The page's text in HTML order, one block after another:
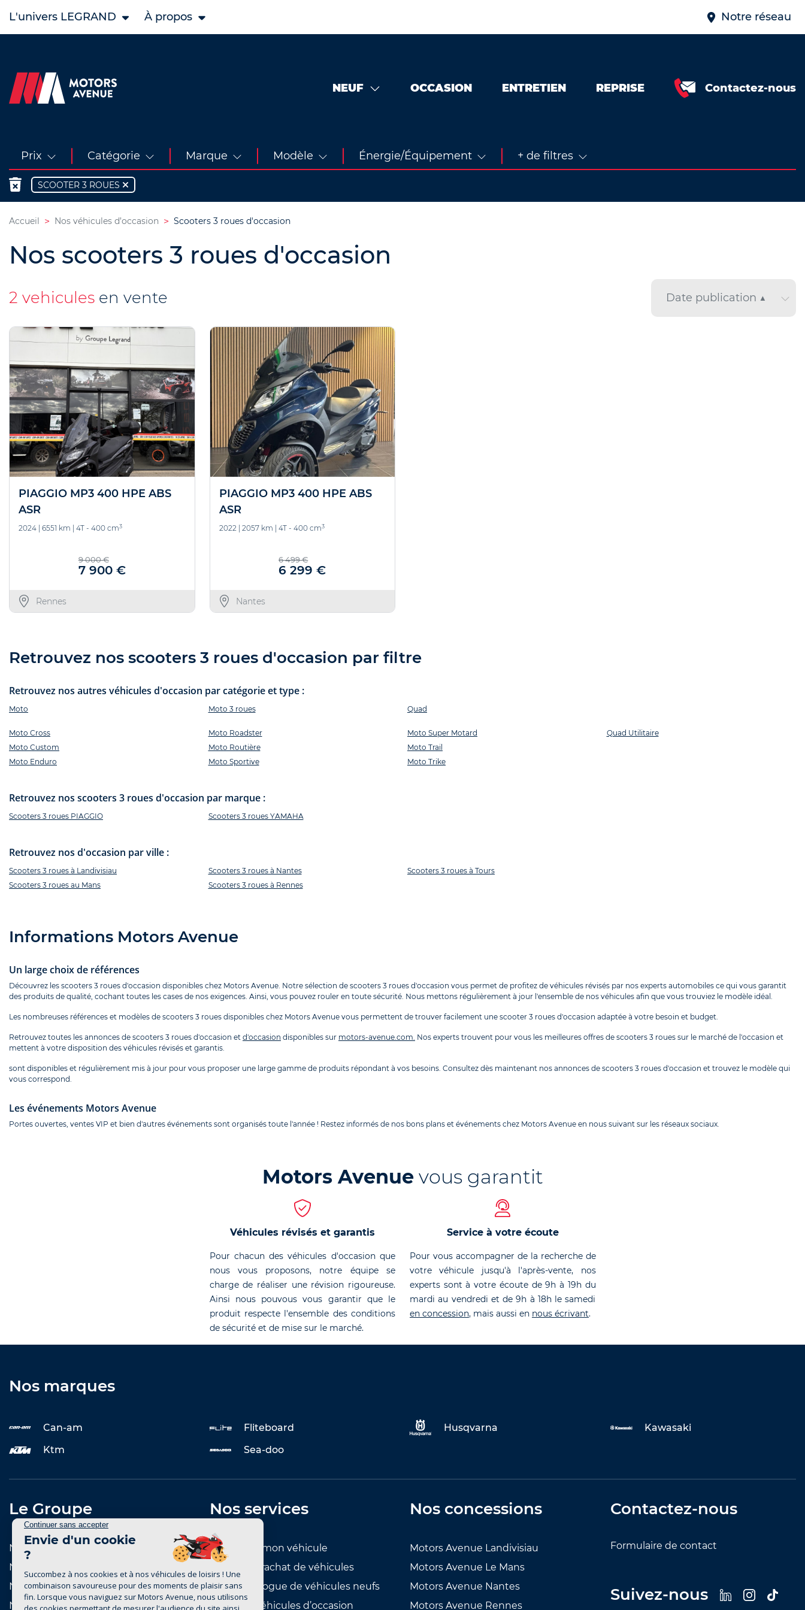
L'univers LEGRAND À propos Notre réseau
NEUF OCCASION ENTRETIEN REPRISE Contactez-nous
Prix Catégorie Marque Modèle Énergie/Équipement + de filtres
SCOOTER 3 ROUES
Accueil Nos véhicules d’occasion Scooters 3 roues d'occasion
Nos scooters 3 roues d'occasion
2 vehicules en vente
PIAGGIO MP3 400 HPE ABS
ASR
2024 6551 km 4T - 400 cm3
9 000 €
7 900 €
Rennes
PIAGGIO MP3 400 HPE ABS
ASR
2022| 2057 km 4T - 400 cm3
6 499 €
6 299 €
Nantes
Retrouvez nos scooters 3 roues d'occasion par filtre
Retrouvez nos autres véhicules d'occasion par catégorie et type :
Moto Moto 3 roues Quad
Moto Cross
Moto Custom
Moto Enduro
Moto Roadster
Moto Routière
Moto Sportive
Moto Super Motard
Moto Trail
Moto Trike
Quad Utilitaire
Retrouvez nos scooters 3 roues d'occasion par marque :
Scooters 3 roues PIAGGIO Scooters 3 roues YAMAHA
Retrouvez nos d'occasion par ville :
Scooters 3 roues à Landivisiau
Scooters 3 roues au Mans
Scooters 3 roues à Nantes
Scooters 3 roues à Rennes
Scooters 3 roues à Tours
Informations Motors Avenue
Un large choix de références
Découvrez les scooters 3 roues d'occasion disponibles chez Motors Avenue. Notre sélection de scooters 3 roues d'occasion vous permet de profitez de véhicules révisés par nos experts automobiles ce qui vous garantit
des produits de qualité, cochant toutes les cases de nos exigences. Ainsi, vous pouvez rouler en toute sécurité. Nous mettons régulièrement à jour l'ensemble de nos véhicules afin que vous trouviez le modèle idéal.
Les nombreuses références et modèles de scooters 3 roues disponibles chez Motors Avenue vous permettent de trouver facilement une scooter 3 roues d'occasion adaptée à votre besoin et budget.
Retrouvez toutes les annonces de scooters 3 roues d'occasion et d'occasion disponibles sur motors-avenue.com. Nos experts trouvent pour vous les meilleures offres de scooters 3 roues sur le marché de l'occasion et
mettent à votre disposition des véhicules révisés et garantis.
sont disponibles et régulièrement mis à jour pour vous proposer une large gamme de produits répondant à vos besoins. Consultez dès maintenant nos annonces de scooters 3 roues d'occasion et trouvez le modèle qui
vous correspond.
Les événements Motors Avenue
Portes ouvertes, ventes VIP et bien d'autres événements sont organisés toute l'année ! Restez informés de nos bons plans et événements chez Motors Avenue en nous suivant sur les réseaux sociaux.
Motors Avenuevous garantit
Véhicules révisés et garantis
Pour chacun des véhicules d'occasion que
nous vous proposons, notre équipe se
charge de réaliser une révision rigoureuse.
Ainsi nous pouvous vous garantir que le
produit respecte l'ensemble des conditions
de sécurité et de mise sur le marché.
Service à votre écoute
Pour vous accompagner de la recherche de
votre véhicule jusqu'à l'après-vente, nos
experts sont à votre écoute de 9h à 19h du
mardi au vendredi et de 9h à 18h le samedi
en concession, mais aussi en nous écrivant.
Nos marques
Can-am Fliteboard Husqvarna
Kawasaki
Ktm
Sea-doo
Le Groupe
Notre histoire
Notre réseau de concessions
Notre réseau de marques
Nous rejoindre
Nos services
Entretenir mon véhicule
Reprise et rachat de véhicules
Notre catalogue de véhicules neufs
Achat de véhicules d’occasion
Nos concessions
Motors Avenue Landivisiau
Motors Avenue Le Mans
Motors Avenue Nantes
Motors Avenue Rennes
Contactez-nous
Formulaire de contact
Suivez-nous